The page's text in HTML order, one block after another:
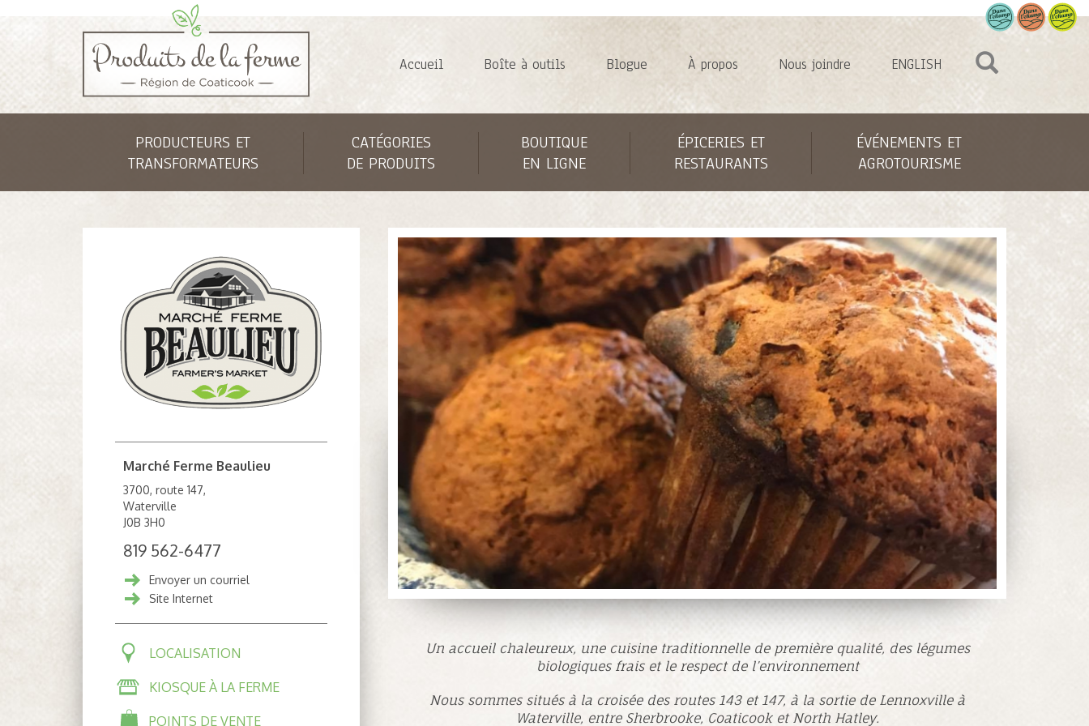
Accueil Boîte à outils Blogue À propos Nous joindre ENGLISH
PRODUCTEURS ET
TRANSFORMATEURS
CATÉGORIES
DE PRODUITS
BOUTIQUE
EN LIGNE
ÉPICERIES ET
RESTAURANTS
ÉVÉNEMENTS ET
AGROTOURISME
Marché Ferme Beaulieu
3700, route 147,
Waterville
J0B 3H0
819 562-6477
Envoyer un courriel
Site Internet
LOCALISATION
KIOSQUE À LA FERME
POINTS DE VENTE
Un accueil chaleureux, une cuisine traditionnelle de première qualité, des légumes
biologiques frais et le respect de l’environnement
Nous sommes situés à la croisée des routes 143 et 147, à la sortie de Lennoxville à
Waterville, entre Sherbrooke, Coaticook et North Hatley.